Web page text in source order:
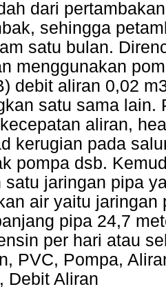
dari
sehingga
satu bulan.
menggunakan
debit aliran 0,02
satu sama lain.
aliran,
kerugian pada
pompa dsb.
satu jaringan pipa
air yaitu
pipa 24,7
per hari atau
PVC, Pompa,
Debit Aliran